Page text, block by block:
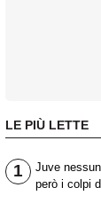
LE PIÙ LETTE
1
Juve
però i colpi